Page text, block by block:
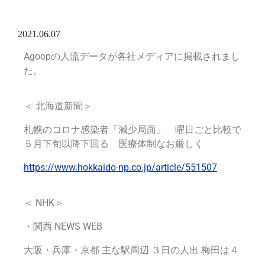
2021.06.07
Agoopの人流データが各社メディアに掲載されまし
た。
＜ 北海道新聞＞
札幌のコロナ感染者「減少局面」 曜日ごと比較で
５月下旬以降下回る 医療体制なお厳しく
https://www.hokkaido-np.co.jp/article/551507
＜ NHK＞
・ 関西 NEWS WEB
大阪・兵庫・京都 主な駅周辺 ３日の人出 梅田は４